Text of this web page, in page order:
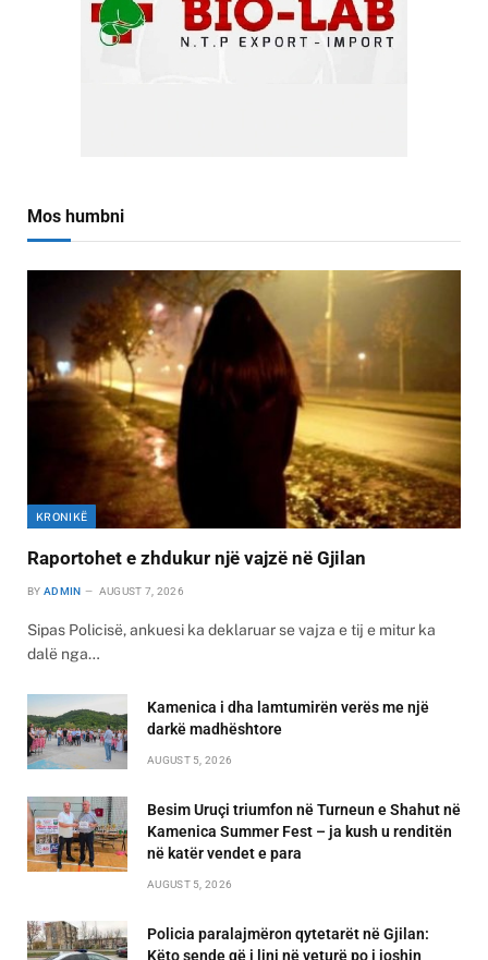
Mos humbni
KRONIKË
Raportohet e zhdukur një vajzë në Gjilan
BY ADMIN AUGUST 7, 2026
Sipas Policisë, ankuesi ka deklaruar se vajza e tij e mitur ka
dalë nga…
Kamenica i dha lamtumirën verës me një
darkë madhështore
AUGUST 5, 2026
Besim Uruçi triumfon në Turneun e Shahut në
Kamenica Summer Fest – ja kush u renditën
në katër vendet e para
AUGUST 5, 2026
Policia paralajmëron qytetarët në Gjilan:
Këto sende që i lini në veturë po i joshin